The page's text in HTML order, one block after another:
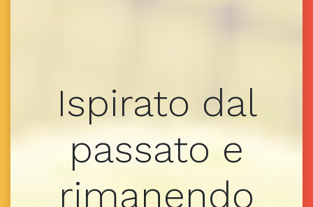
Ispirato dal
passato e
rimanendo